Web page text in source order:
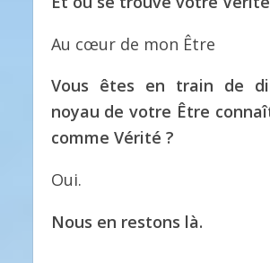
Au cœur de mon Être
Vous êtes en train de
noyau de votre Être
comme Vérité ?
Oui.
Nous en restons là.